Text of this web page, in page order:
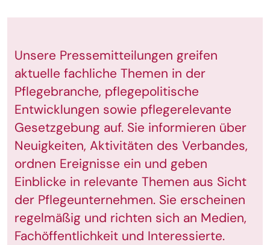
Unsere Pressemitteilungen greifen
aktuelle fachliche Themen in der
Pflegebranche, pflegepolitische
Entwicklungen sowie pflegerelevante
Gesetzgebung auf. Sie informieren über
Neuigkeiten, Aktivitäten des Verbandes,
ordnen Ereignisse ein und geben
Einblicke in relevante Themen aus Sicht
der Pflegeunternehmen. Sie erscheinen
regelmäßig und richten sich an Medien,
Fachöffentlichkeit und Interessierte.